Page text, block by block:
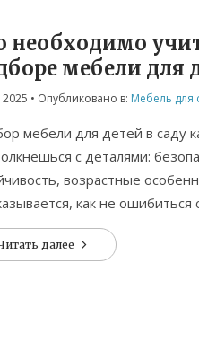
необходимо
мебели для
• Опубликовано в: Мебель для
мебели для детей в саду
с деталями:
возрастные
как не
чтобы мебель была не
удобной для малышей.
далее